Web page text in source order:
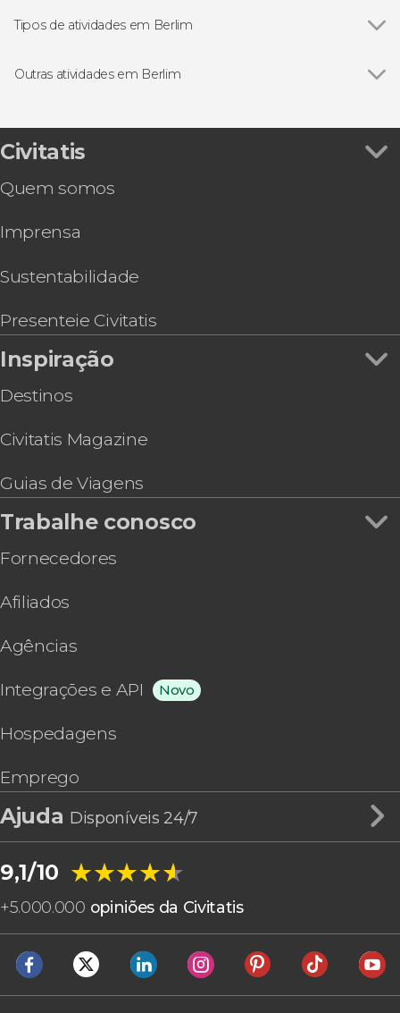
Memorial do Muro de Berlim
Reichstag
Tipos de atividades em Berlim
Ingressos
Outras atividades em Berlim
Tour da cerveja por Berlim
Ingresso da coleção egípcia do Neues Museum
Passeio de barco por Berlim
Berlin WelcomeCard
Ônibus turístico de Berlim, Big Bus
Espetáculo BLINDED by DELIGHT Grand Show
no Teatro Friedrichstadt-Palast
Civitatis
Quem somos
Imprensa
Sustentabilidade
Presenteie Civitatis
Inspiração
Destinos
Civitatis Magazine
Guias de Viagens
Trabalhe conosco
Fornecedores
Afiliados
Agências
Integrações e API Novo
Hospedagens
Emprego
Ajuda Disponíveis 24/7
9,1/10 ★★★★★
★★★★★
+5.000.000 opiniões da Civitatis